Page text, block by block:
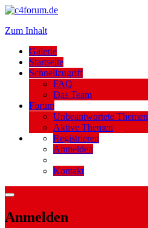
Zum Inhalt
Galerie
Startseite
Schnellzugriff
FAQ
Das Team
Forum
Unbeantwortete Themen
Aktive Themen
Registrieren
Anmelden
Kontakt
Anmelden